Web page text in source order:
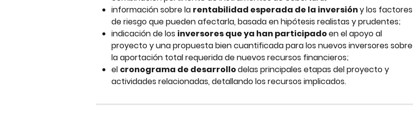
información sobre la rentabilidad esperada de la inversión y los factores
de riesgo que pueden afectarla, basada en hipótesis realistas y prudentes;
indicación de los inversores que ya han participado en el apoyo al
proyecto y una propuesta bien cuantificada para los nuevos inversores sobre
la aportación total requerida de nuevos recursos financieros;
el cronograma de desarrollo delas principales etapas del proyecto y
actividades relacionadas, detallando los recursos implicados.